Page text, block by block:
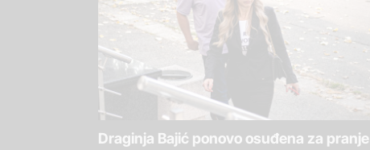
Draginja Bajić ponovo osuđena za pranje